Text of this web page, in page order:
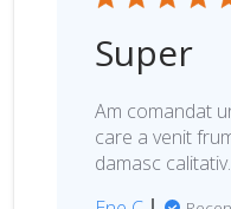
i
ă
i
Super
Am comandat
care a venit
damasc calitativ.